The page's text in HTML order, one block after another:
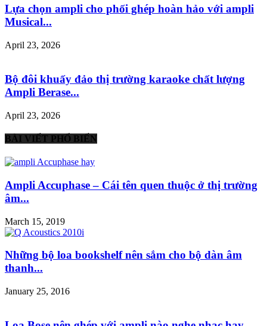
Lựa chọn ampli cho phối ghép hoàn hảo với ampli
Musical...
April 23, 2026
Bộ đôi khuấy đảo thị trường karaoke chất lượng
Ampli Berase...
April 23, 2026
BÀI VIẾT PHỔ BIẾN
Ampli Accuphase – Cái tên quen thuộc ở thị trường
âm...
March 15, 2019
Những bộ loa bookshelf nên sắm cho bộ dàn âm
thanh...
January 25, 2016